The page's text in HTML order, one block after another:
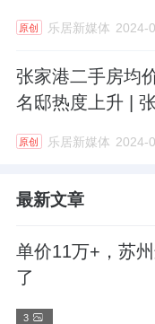
原创 乐居新媒体 2024-
张家港二手房均
名邸热度上升 |
原创 乐居新媒体 2024-
最新文章
单价11万+，苏
了
3